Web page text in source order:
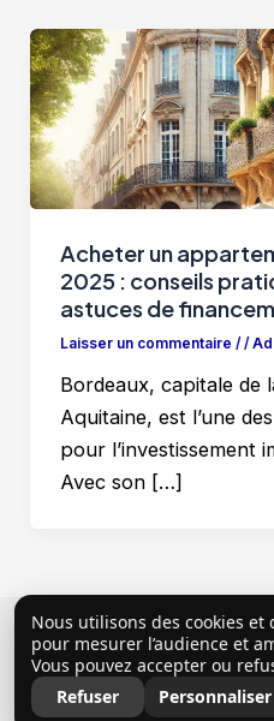
Acheter un
2025 : conseils
astuces de
Laisser un commentaire / /
Bordeaux, capitale de
Aquitaine, est l’une
pour l’investissement
Avec son […]
Copyright © 2026
confidentialité|
Nous utilisons des cookies
pour mesurer l’audience et
Vous pouvez accepter ou
Refuser
Personnaliser